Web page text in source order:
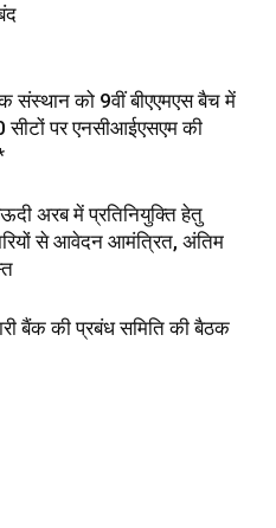
संस्थान को 9वीं बीएएमएस बैच में
पर एनसीआईएसएम की
अरब में प्रतिनियुक्ति हेतु
से आवेदन आमंत्रित, अंतिम
बैंक की प्रबंध समिति की बैठक